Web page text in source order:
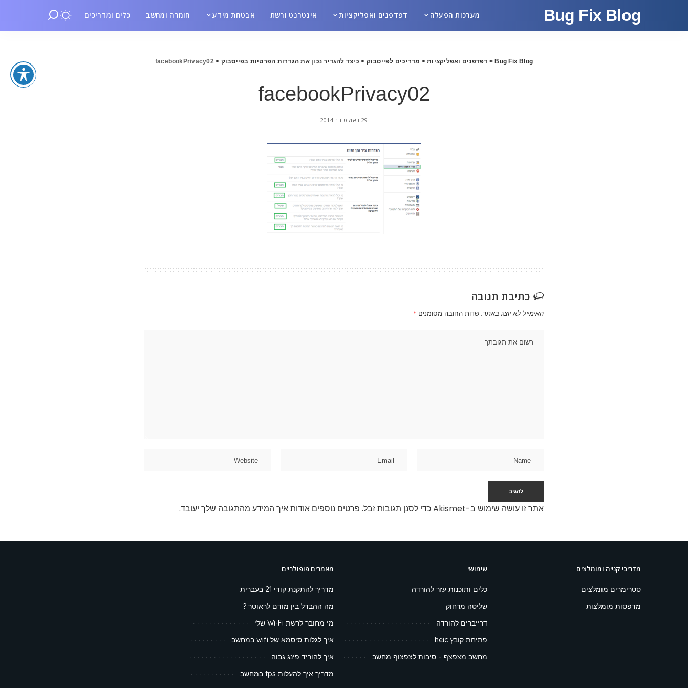
Bug Fix Blog מערכות הפעלה דפדפנים ואפליקציות אינטרנט ורשת אבטחת מידע חומרה ומחשב כלים ומדריכים
Bug Fix Blog
> דפדפנים ואפליקציות> מדריכים לפייסבוק > כיצד להגדיר נכון את הגדרות הפרטיות בפייסבוק >
facebookPrivacy02
facebookPrivacy02
29 באוקטובר 2014
כתיבת תגובה
האימייל לא יוצג באתר. שדות החובה מסומנים *
אתר זו עושה שימוש ב-Akismet כדי לסנן תגובות זבל. פרטים נוספים אודות איך המידע מהתגובה שלך יעובד.
מדריכי קנייה ומומלצים
סטרימרים מומלצים
מדפסות מומלצות
שימושי
כלים ותוכנות עזר להורדה
שליטה מרחוק
דרייברים להורדה
פתיחת קובץ heic
מחשב מצפצף – סיבות לצפצוף מחשב
מאמרים פופולריים
מדריך להתקנת קודי 21 בעברית
מה ההבדל בין מודם לראוטר ?
מי מחובר לרשת Wi-Fi שלי
איך לגלות סיסמא של wifi במחשב
איך להוריד פינג גבוה
מדריך איך להעלות fps במחשב